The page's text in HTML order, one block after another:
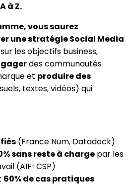
à Z.
vous saurez
une stratégie Social Media
les objectifs business,
des communautés
et produire des
textes, vidéos) qui
(France Num, Datadock)
sans reste à charge par les
(AIF-CSP)
60% de cas pratiques